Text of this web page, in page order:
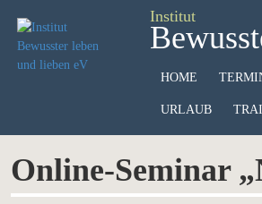
Institut
HOME
URLAUB
Online-Seminar